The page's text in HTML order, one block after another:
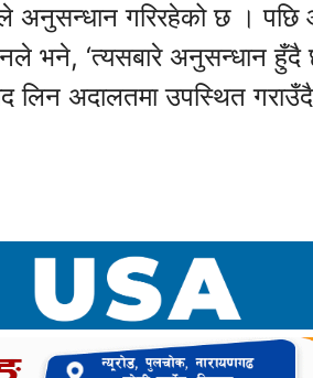
अनुसन्धान गरिरहेको छ ।
भने, ‘त्यसबारे अनुसन्धान
लिन अदालतमा उपस्थित